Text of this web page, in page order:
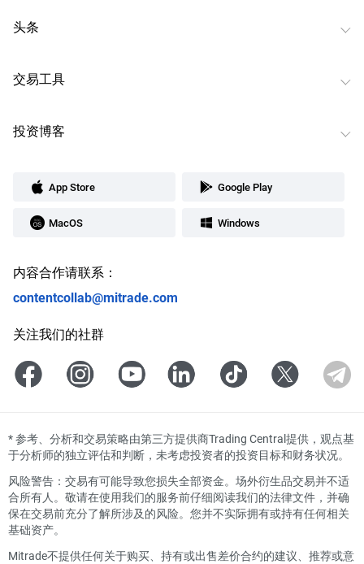
头条
交易工具
投资博客
App Store Google Play
MacOS Windows
内容合作请联系：
contentcollab@mitrade.com
关注我们的社群
*参考、分析和交易策略由第三方提供商Trading Central提供，观点基
于分析师的独立评估和判断，未考虑投资者的投资目标和财务状况。
风险警告：交易有可能导致您损失全部资金。场外衍生品交易并不适
合所有人。敬请在使用我们的服务前仔细阅读我们的法律文件，并确
保在交易前充分了解所涉及的风险。您并不实际拥有或持有任何相关
基础资产。
Mitrade不提供任何关于购买、持有或出售差价合约的建议、推荐或意